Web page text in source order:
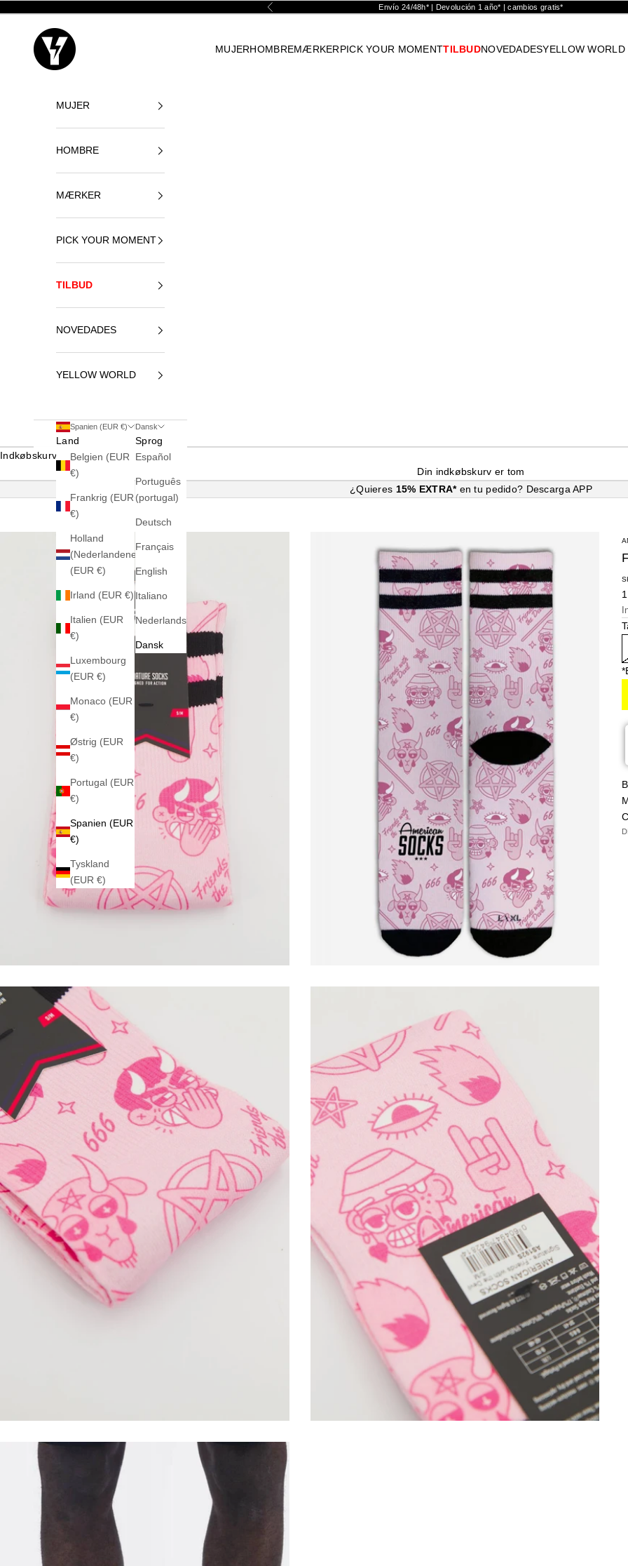
Forrige Envío 24/48h* | Devolución 1 año* | cambios gratis*
Yellowshop
MUJERHOMBREMÆRKERPICK YOUR MOMENTTILBUDNOVEDADESYELLOW WORLD
MUJER
HOMBRE
MÆRKER
PICK YOUR MOMENT
TILBUD
NOVEDADES
YELLOW WORLD
Spanien (EUR €)
Land
Belgien (EUR
€)
Frankrig (EUR
€)
Holland
(Nederlandene)
(EUR €)
Irland (EUR €)
Italien (EUR
€)
Luxembourg
(EUR €)
Monaco (EUR
€)
Østrig (EUR
€)
Portugal (EUR
€)
Spanien (EUR
€)
Tyskland
(EUR €)
Dansk
Sprog
Español
Português
(portugal)
Deutsch
Français
English
Italiano
Nederlands
Dansk
Indkøbskurv
Din indkøbskurv er tom
¿Quieres 15% EXTRA* en tu pedido? Descarga APP